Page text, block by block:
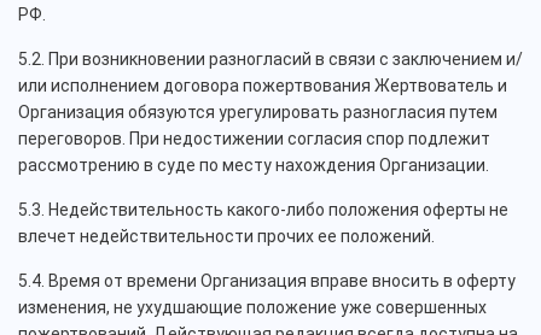
РФ.
5.2. При возникновении разногласий в связи с заключением и/
или исполнением договора пожертвования Жертвователь и
Организация обязуются урегулировать разногласия путем
переговоров. При недостижении согласия спор подлежит
рассмотрению в суде по месту нахождения Организации.
5.3. Недействительность какого-либо положения оферты не
влечет недействительности прочих ее положений.
5.4. Время от времени Организация вправе вносить в оферту
изменения, не ухудшающие положение уже совершенных